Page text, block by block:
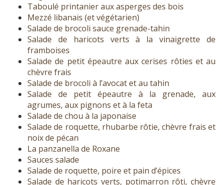
Taboulé printanier aux asperges des bois
Mezzé libanais (et végétarien)
Salade de brocoli sauce grenade-tahin
Salade de haricots verts à la vinaigrette de
framboises
Salade de petit épeautre aux cerises rôties et au
chèvre frais
Salade de brocoli à l’avocat et au tahin
Salade de petit épeautre à la grenade, aux
agrumes, aux pignons et à la feta
Salade de chou à la japonaise
Salade de roquette, rhubarbe rôtie, chèvre frais et
noix de pécan
La panzanella de Roxane
Sauces salade
Salade de roquette, poire et pain d’épices
Salade de haricots verts, potimarron rôti, chèvre